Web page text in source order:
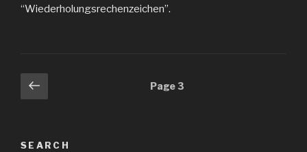
“Wiederholungsrechenzeichen”.
Posts
navigation
page
Page3
SEARCH